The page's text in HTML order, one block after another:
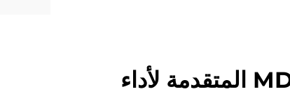
تكنولوجيا راتنجات MDI المتقدمة لأداء